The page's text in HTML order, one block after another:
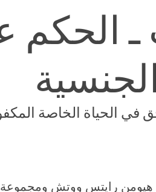
ـ
في الحياة الخاصة
هيومن رايتس ووتش ومجموعة